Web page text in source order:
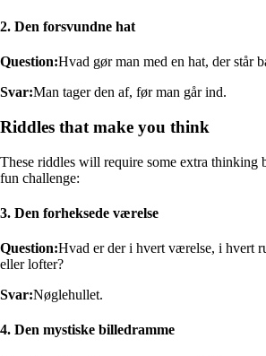
2. Den forsvundne hat
Question:Hvad gør man med en hat, der står
Svar:Man tager den af, før man går ind.
Riddles that make you think
These riddles will require some extra thinking
fun challenge:
3. Den forheksede værelse
Question:Hvad er der i hvert værelse, i hvert
eller lofter?
Svar:Nøglehullet.
4. Den mystiske billedramme